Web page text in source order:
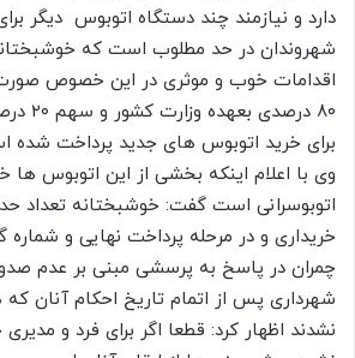
دارد و نیازمند چند دستگاه اتوبوس دیگر
شهروندان در حد مطلوب است که
اقدامات خوب و موثری در این خصوص
۸۰
برای خرید اتوبوس های جدید پرداخت شده
وی با اعلام اینکه بخشی از این اتوبوس ها
خریداری و در مرحله پرداخت نهایی و
چمران در پاسخ به پرسشی مبنی بر عدم
شهرداری پس از اتمام تاریخ احکام آنان
نشدند اظهار کرد: قطعا اگر برای فرد و